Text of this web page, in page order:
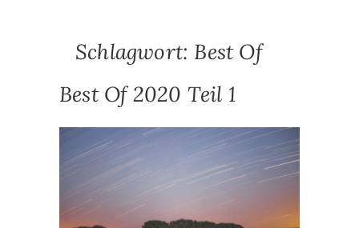
Schlagwort: Best Of
Best Of 2020 Teil 1